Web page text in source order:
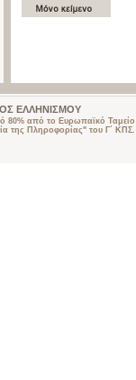
ΕΛΛΗΝΙΣΜΟΥ
80% από το Ευρωπαϊκό
της Πληροφορίας" του Γ΄ ΚΠΣ.